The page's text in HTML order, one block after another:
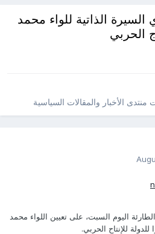
الذاتية للواء محمد
الحربي
منتدى الأخبار والمقالات السياسية
اليوم السبت، على تعيين اللواء محمد
للإنتاح الحربي.